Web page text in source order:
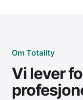
Om Totality
Vi lever